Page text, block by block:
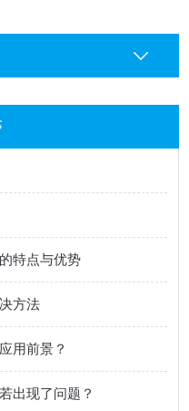
特点与优势
方法
用前景？
出现了问题？